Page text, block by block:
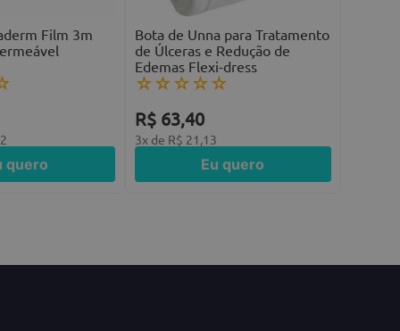
Film 3m
quero
Bota de Unna para Tratamento
de Úlceras e Redução de
Edemas Flexi-dress
☆☆☆☆☆
R$ 63,40
3x de R$ 21 ,13
Eu quero